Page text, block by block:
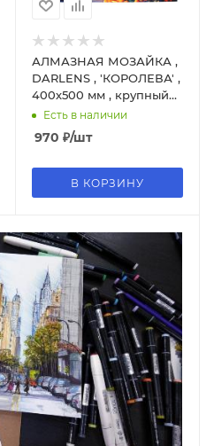
АЛМАЗНАЯ МОЗАЙКА ,
DARLENS , 'КОРОЛЕВА' ,
400х500 мм , крупный
камень , 15 цв,
YHDGJ70308
Есть в наличии
970 ₽/шт
В КОРЗИНУ